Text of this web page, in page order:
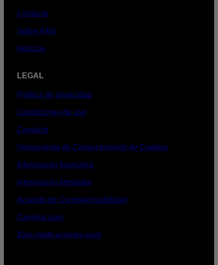
Contacto
Sobre AXN
Noticias
LEGAL
Política de privacidad
Condiciones de uso
Contacto
Herramienta de Consentimiento de Cookies
Información financiera
Información prestador
Acuerdo de Corresponsabilidad
Cambiar país
Baja notificaciones push